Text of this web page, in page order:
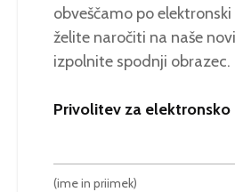
obveščamo po elektronski
želite naročiti na naše
izpolnite spodnji obrazec.
Privolitev za elektronsko
(ime in priimek)